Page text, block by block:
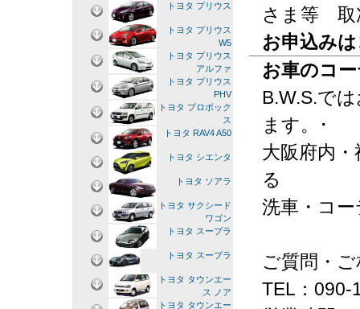
さま等 取
お申込み
お車のコ
B.W.S.で
ます。･
大阪府内
る
洗車・コ
ご質問・
TEL：090-
トヨタ プリウス
トヨタ プリウス
W5
トヨタ プリウス
アルファ
トヨタ プリウス
PHV
トヨタ プロボック
ス
トヨタ RAV4 A50
トヨタ シエンタ
トヨタ ソアラ
トヨタ サクシード
ワゴン
トヨタ スープラ
トヨタ スープラ
トヨタ タウンエー
ス ノア
トヨタ タウンエー